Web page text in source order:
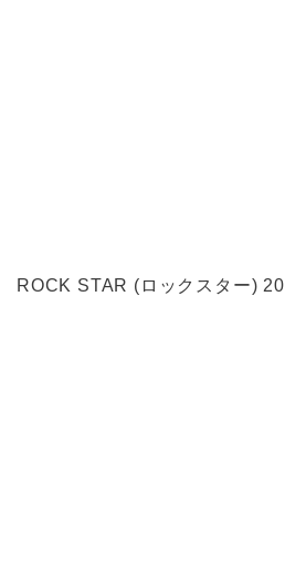
ROCK STAR (ロックスター)